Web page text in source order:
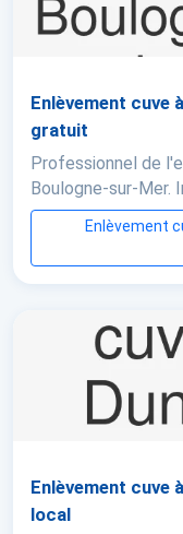
Enlèvement cuve
gratuit
Professionnel de
Boulogne-sur-Mer.
Enlèvement
Enlèvement cuve
local